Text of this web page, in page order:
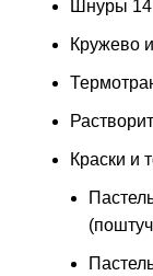
Шнуры 14
Кружево
Краски и